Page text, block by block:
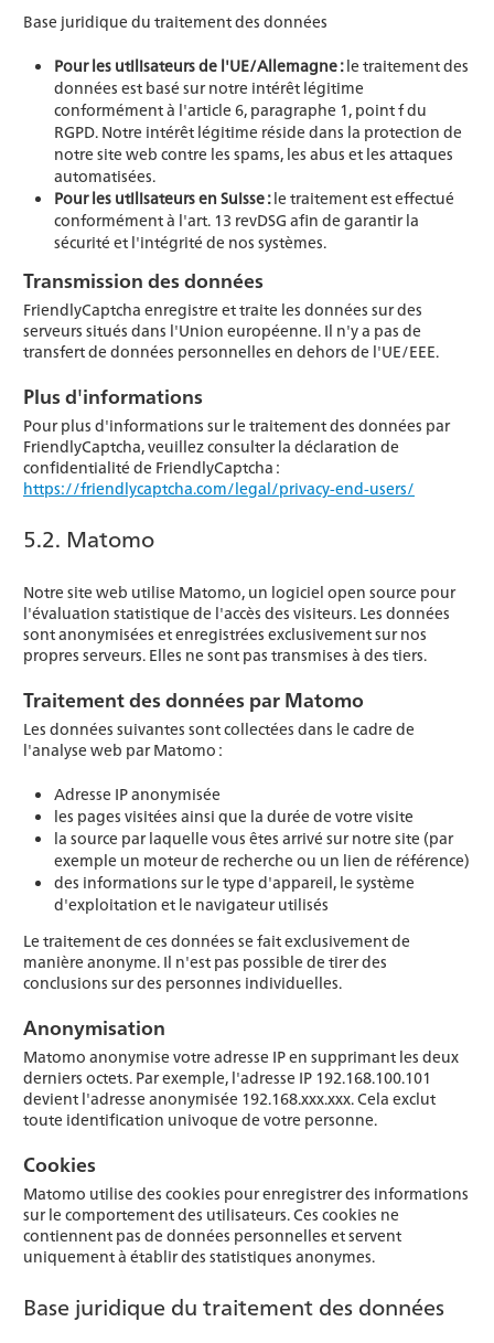
Base juridique du traitement des données
Pour les utilisateurs de l'UE/Allemagne :le traitement des
données est basé sur notre intérêt légitime
conformément à l'article 6, paragraphe 1, point f du
RGPD. Notre intérêt légitime réside dans la protection de
notre site web contre les spams, les abus et les attaques
automatisées.
Pour les utilisateurs en Suisse :le traitement est effectué
conformément à l'art. 13 revDSG afin de garantir la
sécurité et l'intégrité de nos systèmes.
Transmission des données
FriendlyCaptcha enregistre et traite les données sur des
serveurs situés dans l'Union européenne. Il n'y a pas de
transfert de données personnelles en dehors de l'UE/EEE.
Plus d'informations
Pour plus d'informations sur le traitement des données par
FriendlyCaptcha, veuillez consulter la déclaration de
confidentialité de FriendlyCaptcha :
https://friendlycaptcha.com/legal/privacy-end-users/
5.2. Matomo
Notre site web utilise Matomo, un logiciel open source pour
l'évaluation statistique de l'accès des visiteurs. Les données
sont anonymisées et enregistrées exclusivement sur nos
propres serveurs. Elles ne sont pas transmises à des tiers.
Traitement des données par Matomo
Les données suivantes sont collectées dans le cadre de
l'analyse web par Matomo :
Adresse IP anonymisée
les pages visitées ainsi que la durée de votre visite
la source par laquelle vous êtes arrivé sur notre site (par
exemple un moteur de recherche ou un lien de référence)
des informations sur le type d'appareil, le système
d'exploitation et le navigateur utilisés
Le traitement de ces données se fait exclusivement de
manière anonyme. Il n'est pas possible de tirer des
conclusions sur des personnes individuelles.
Anonymisation
Matomo anonymise votre adresse IP en supprimant les deux
derniers octets. Par exemple, l'adresse IP 192.168.100.101
devient l'adresse anonymisée 192.168.xxx.xxx. Cela exclut
toute identification univoque de votre personne.
Cookies
Matomo utilise des cookies pour enregistrer des informations
sur le comportement des utilisateurs. Ces cookies ne
contiennent pas de données personnelles et servent
uniquement à établir des statistiques anonymes.
Base juridique du traitement des données